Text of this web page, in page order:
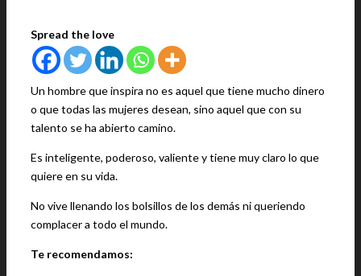
Spread the love
Un hombre que inspira no es aquel que tiene mucho dinero
o que todas las mujeres desean, sino aquel que con su
talento se ha abierto camino.
Es inteligente, poderoso, valiente y tiene muy claro lo que
quiere en su vida.
No vive llenando los bolsillos de los demás ni queriendo
complacer a todo el mundo.
Te recomendamos: